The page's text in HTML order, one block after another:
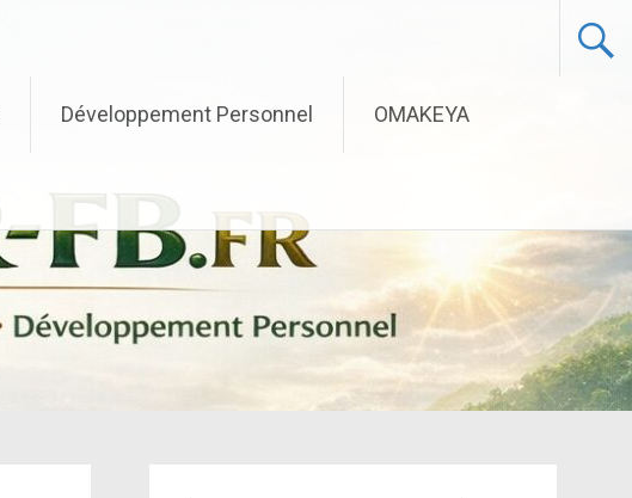
Développement Personnel OMAKEYA